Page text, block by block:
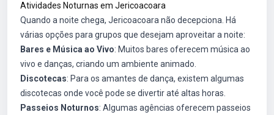
Atividades Noturnas em Jericoacoara
Quando a noite chega, Jericoacoara não decepciona. Há
várias opções para grupos que desejam aproveitar a noite:
Bares e Música ao Vivo: Muitos bares oferecem música ao
vivo e danças, criando um ambiente animado.
Discotecas: Para os amantes de dança, existem algumas
discotecas onde você pode se divertir até altas horas.
Passeios Noturnos: Algumas agências oferecem passeios